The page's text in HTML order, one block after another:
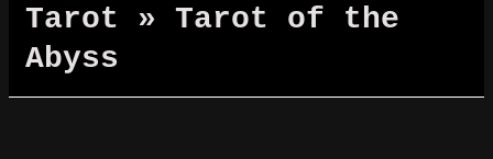
Tarot » Tarot of the
Abyss